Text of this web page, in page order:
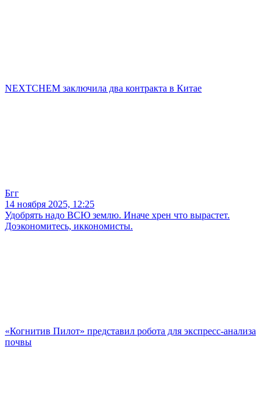
NEXTCHEM заключила два контракта в Китае
Бгг
14 ноября 2025, 12:25
Удобрять надо ВСЮ землю. Иначе хрен что вырастет.
Доэкономитесь, иккономисты.
«Когнитив Пилот» представил робота для экспресс-анализа
почвы